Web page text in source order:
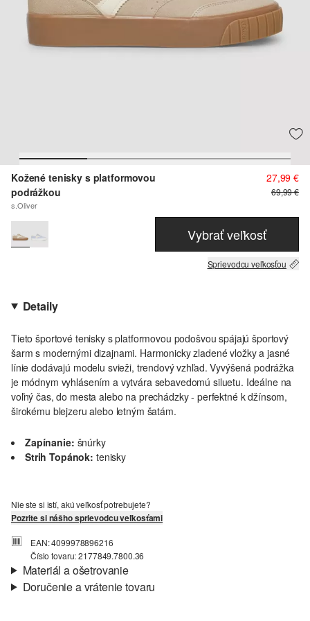
Kožené tenisky s platformovou
podrážkou
s.Oliver
27,99 €
69,99 €
Vybrať veľkosť
Sprievodcu veľkosťou
Detaily
Tieto športové tenisky s platformovou podošvou spájajú športový
šarm s modernými dizajnami. Harmonicky zladené vložky a jasné
línie dodávajú modelu svieži, trendový vzhľad. Vyvýšená podrážka
je módnym vyhlásením a vytvára sebavedomú siluetu. Ideálne na
voľný čas, do mesta alebo na prechádzky - perfektné k džínsom,
širokému blejzeru alebo letným šatám.
Zapínanie: šnúrky
Strih Topánok: tenisky
Nie ste si istí, akú veľkosť potrebujete?
Pozrite si nášho sprievodcu veľkosťami
EAN: 4099978896216
Číslo tovaru: 2177849.7800.36
Materiál a ošetrovanie
Doručenie a vrátenie tovaru